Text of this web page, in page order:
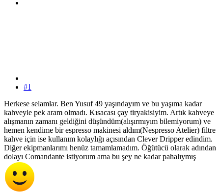
#1
Herkese selamlar. Ben Yusuf 49 yaşındayım ve bu yaşıma kadar
kahveyle pek aram olmadı. Kısacası çay tiryakisiyim. Artık kahveye
alışmanın zamanı geldiğini düşündüm(alışırmıyım bilemiyorum) ve
hemen kendime bir espresso makinesi aldım(Nespresso Atelier) filtre
kahve için ise kullanım kolaylığı açısından Clever Dripper edindim.
Diğer ekipmanlarımı henüz tamamlamadım. Öğütücü olarak adından
dolayı Comandante istiyorum ama bu şey ne kadar pahalıymış